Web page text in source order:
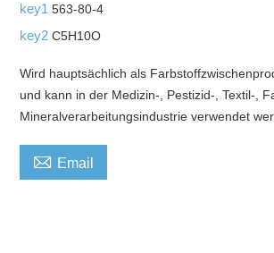
key1563-80-4
key2C5H10O
Wird hauptsächlich als
und kann in der Medizin-, Pestizid-, Textil-,
Mineralverarbeitungsindustrie verwendet
 Email